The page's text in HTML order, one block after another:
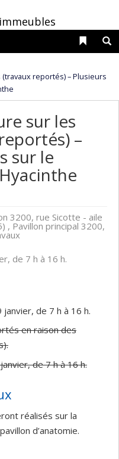
Liens
reportés) – Plusieurs
sur les
–
sur le
3200, rue Sicotte - aile
, Pavillon principal 3200,
de 7 h à 16 h.
de 7 h à 16 h.
en raison des
de 7 h à 16 h.
réalisés sur la
d’anatomie.